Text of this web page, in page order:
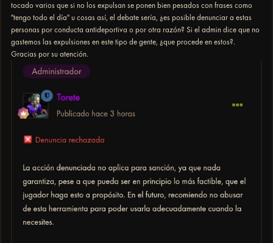
tocado varios que si no los expulsan se ponen bien pesados con frases como
"tengo todo el día" u cosas así, el debate sería, ¿es posible denunciar a estas
personas por conducta antideportiva o por otra razón? Si el admin dice que no
gastemos las expulsiones en este tipo de gente, ¿que procede en estos?.
Gracias por su atención.